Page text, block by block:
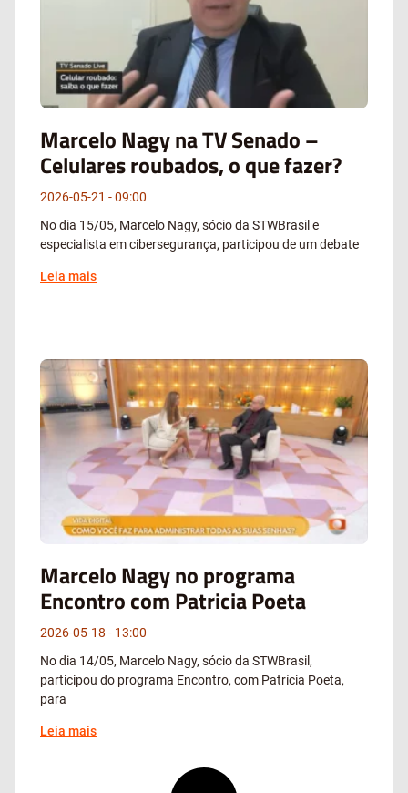
Marcelo Nagy na TV Senado –
Celulares roubados, o que fazer?
2026-05-21
09:00
No dia 15/05, Marcelo Nagy, sócio da STWBrasil e
especialista em cibersegurança, participou de um debate
Leia mais
Marcelo Nagy no programa
Encontro com Patricia Poeta
2026-05-18
13:00
No dia 14/05, Marcelo Nagy, sócio da STWBrasil,
participou do programa Encontro, com Patrícia Poeta,
para
Leia mais